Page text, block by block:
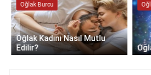
Oğlak Burcu
Oğlak Kadını Nasıl Mutlu
Edilir?
‹